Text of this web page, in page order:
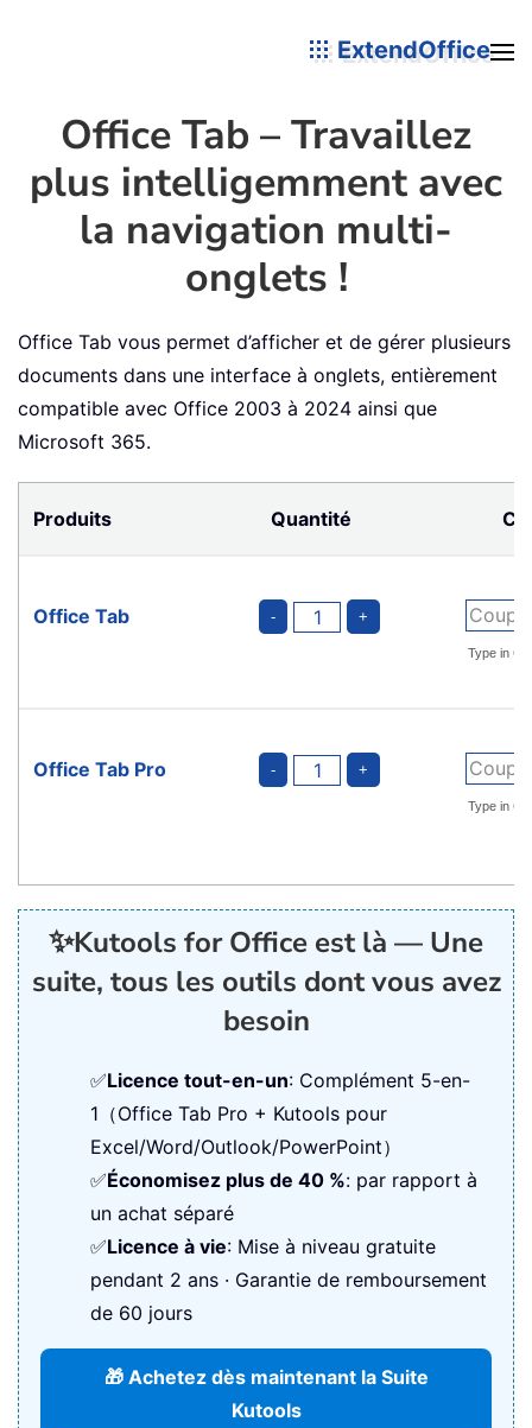
ExtendOffice
Office Tab – Travaillez
plus intelligemment avec
la navigation multi-
onglets !
Office Tab vous permet d’afficher et de gérer plusieurs
documents dans une interface à onglets, entièrement
compatible avec Office 2003 à 2024 ainsi que
Microsoft 365.
Produits Quantité
Office Tab
Office Tab Pro
✨Kutools for Office est là — Une
suite, tous les outils dont vous avez
besoin
✅Licence tout-en-un: Complément 5-en-
1（Office Tab Pro + Kutools pour
Excel/Word/Outlook/PowerPoint）
✅Économisez plus de 40 %: par rapport à
un achat séparé
✅Licence à vie: Mise à niveau gratuite
pendant 2 ans · Garantie de remboursement
de 60 jours
🎁 Achetez dès maintenant la Suite
Kutools